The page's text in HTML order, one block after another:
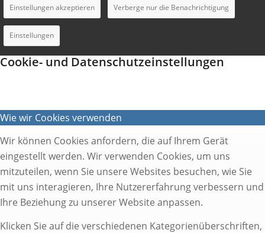
Einstellungen akzeptieren Verberge nur die Benachrichtigung
Einstellungen
Cookie- und Datenschutzeinstellungen
Wie wir Cookies verwenden
Wir können Cookies anfordern, die auf Ihrem Gerät
eingestellt werden. Wir verwenden Cookies, um uns
mitzuteilen, wenn Sie unsere Websites besuchen, wie Sie
mit uns interagieren, Ihre Nutzererfahrung verbessern und
Ihre Beziehung zu unserer Website anpassen.
Klicken Sie auf die verschiedenen Kategorienüberschriften,